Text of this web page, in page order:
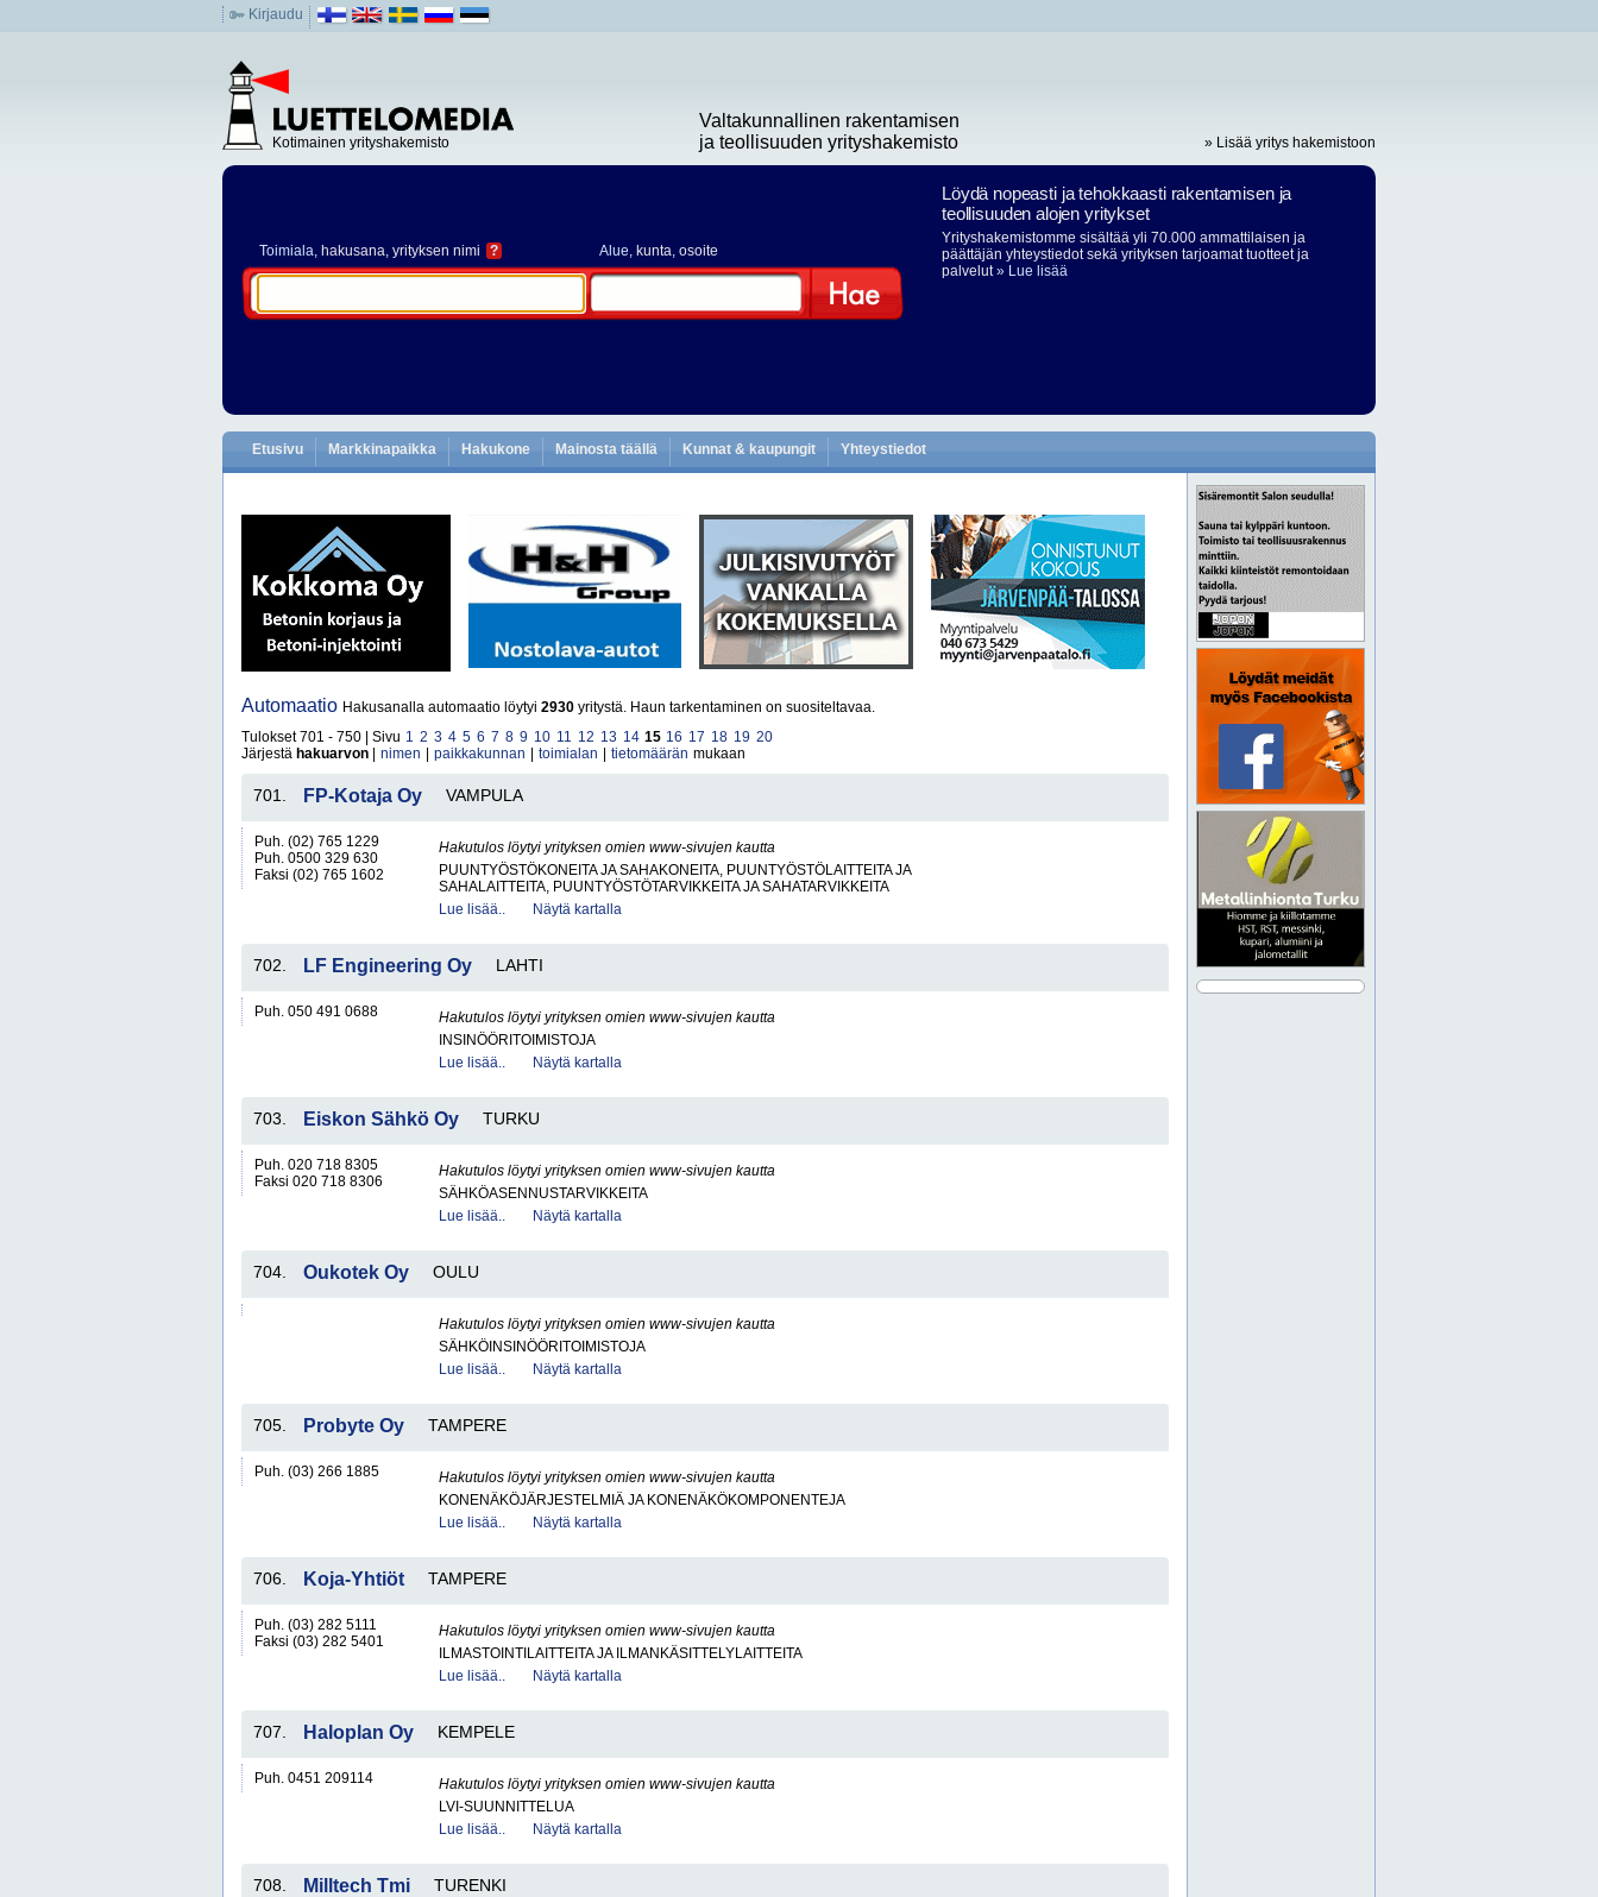
Kirjaudu
Kotimainen yrityshakemisto
Valtakunnallinen rakentamisen
ja teollisuuden yrityshakemisto
» Lisää yritys hakemistoon
Toimiala, hakusana, yrityksen nimi ? Alue, kunta, osoite
Löydä nopeasti ja tehokkaasti rakentamisen ja
teollisuuden alojen yritykset
Yrityshakemistomme sisältää yli 70.000 ammattilaisen ja
päättäjän yhteystiedot sekä yrityksen tarjoamat tuotteet ja
palvelut» Lue lisää
Etusivu Markkinapaikka Hakukone Mainosta täällä Kunnat & kaupungit Yhteystiedot
Automaatio Hakusanalla automaatio löytyi 2930 yritystä. Haun tarkentaminen on suositeltavaa.
Tulokset 701 - 750 | Sivu 1 2 3 4 5 6 7 8 9 10 11 12 13 14 15 16 17 18 19 20
Järjestä hakuarvon nimen paikkakunnan toimialan tietomäärän mukaan
701. FP-Kotaja Oy VAMPULA
Puh. (02) 765 1229
Puh. 0500 329 630
Faksi (02) 765 1602
Hakutulos löytyi yrityksen omien www-sivujen kautta
PUUNTYÖSTÖKONEITA JA SAHAKONEITA, PUUNTYÖSTÖLAITTEITA JA
SAHALAITTEITA, PUUNTYÖSTÖTARVIKKEITA JA SAHATARVIKKEITA
Lue lisää..
Näytä kartalla
702. LF Engineering Oy LAHTI
Puh. 050 491 0688
Hakutulos löytyi yrityksen omien www-sivujen kautta
INSINÖÖRITOIMISTOJA
Lue lisää..
Näytä kartalla
703. Eiskon Sähkö Oy TURKU
Puh. 020 718 8305
Faksi 020 718 8306
Hakutulos löytyi yrityksen omien www-sivujen kautta
SÄHKÖASENNUSTARVIKKEITA
Lue lisää..
Näytä kartalla
704. Oukotek Oy OULU
Hakutulos löytyi yrityksen omien www-sivujen kautta
SÄHKÖINSINÖÖRITOIMISTOJA
Lue lisää..
Näytä kartalla
705. Probyte Oy TAMPERE
Puh. (03) 266 1885
Hakutulos löytyi yrityksen omien www-sivujen kautta
KONENÄKÖJÄRJESTELMIÄ JA KONENÄKÖKOMPONENTEJA
Lue lisää..
Näytä kartalla
706. Koja-Yhtiöt TAMPERE
Puh. (03) 282 5111
Faksi (03) 282 5401
Hakutulos löytyi yrityksen omien www-sivujen kautta
ILMASTOINTILAITTEITA JA ILMANKÄSITTELYLAITTEITA
Lue lisää..
Näytä kartalla
707. Haloplan Oy KEMPELE
Puh. 0451 209114
Hakutulos löytyi yrityksen omien www-sivujen kautta
LVI-SUUNNITTELUA
Lue lisää..
Näytä kartalla
708. Milltech Tmi TURENKI